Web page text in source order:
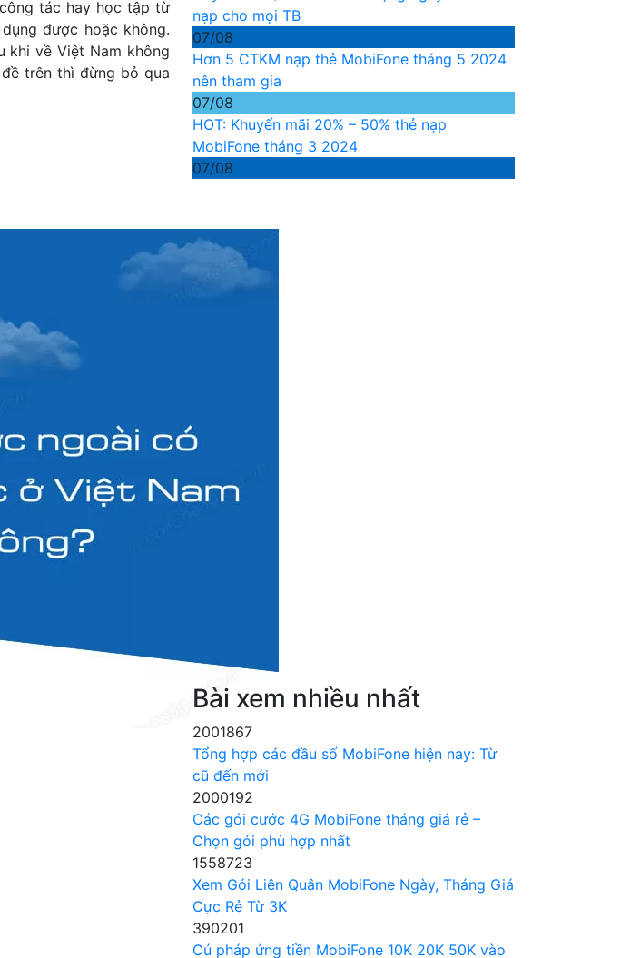
tác hay học tập từ
được hoặc không.
khi về Việt Nam không
trên thì đừng bỏ qua
nạp cho mọi TB
07/08
Hơn 5 CTKM nạp thẻ MobiFone tháng 5 2024
nên tham gia
07/08
HOT: Khuyến mãi 20% – 50% thẻ nạp
MobiFone tháng 3 2024
07/08
Bài xem nhiều nhất
2001867
Tổng hợp các đầu số MobiFone hiện nay: Từ
cũ đến mới
2000192
Các gói cước 4G MobiFone tháng giá rẻ –
Chọn gói phù hợp nhất
1558723
Xem Gói Liên Quân MobiFone Ngày, Tháng Giá
Cực Rẻ Từ 3K
390201
Cú pháp ứng tiền MobiFone 10K 20K 50K vào